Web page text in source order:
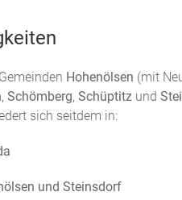
Hohenölsen (mit
, Schömberg, Schüptitz und
sich seitdem in:
und Steinsdorf